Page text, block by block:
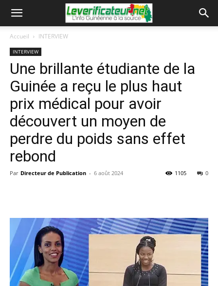
Accueil INTERVIEW
INTERVIEW
Une brillante étudiante de la
Guinée a reçu le plus haut
prix médical pour avoir
découvert un moyen de
perdre du poids sans effet
rebond
Par Directeur de Publication - 6 août 2024 0
1105